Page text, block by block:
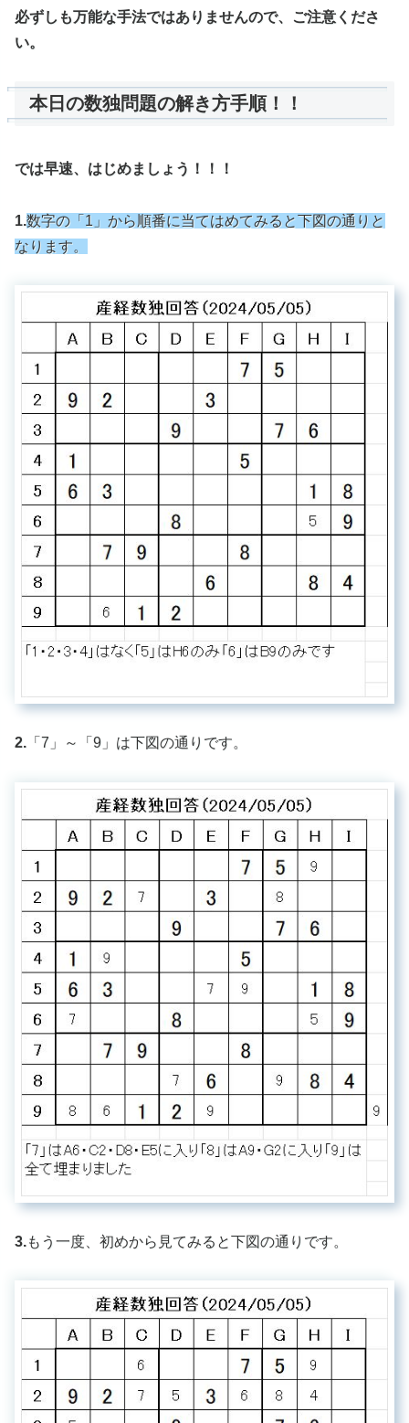
必ずしも万能な手法ではありませんので、ご注意くださ
い。
本日の数独問題の解き方手順！！
では早速、はじめましょう！！！
1.数字の「1」から順番に当てはめてみると下図の通りと
なります。
2. 「7」～「9」は下図の通りです。
3.もう一度、初めから見てみると下図の通りです。